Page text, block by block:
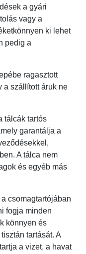
a gyári
vagy a
ki lehet
pedig a
ragasztott
a szállított áruk ne
tálcák tartós
garantálja a
A tálca nem
és egyéb más
csomagtartójában
fogja minden
könnyen és
tartását. A
a vizet, a havat